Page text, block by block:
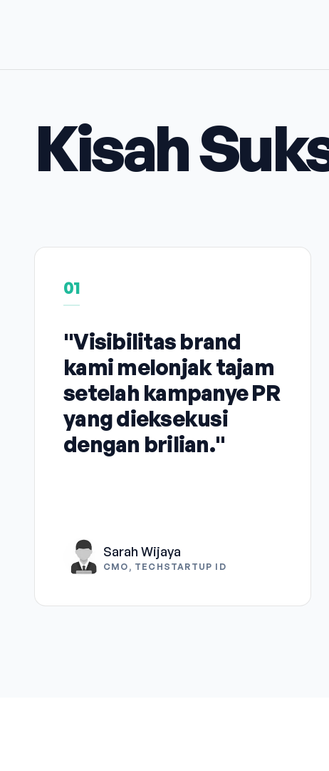
Kisah
01
"Visibilitas brand
kami melonjak tajam
setelah kampanye PR
yang dieksekusi
dengan brilian."
Sarah Wijaya
CMO, TECHSTARTUP ID